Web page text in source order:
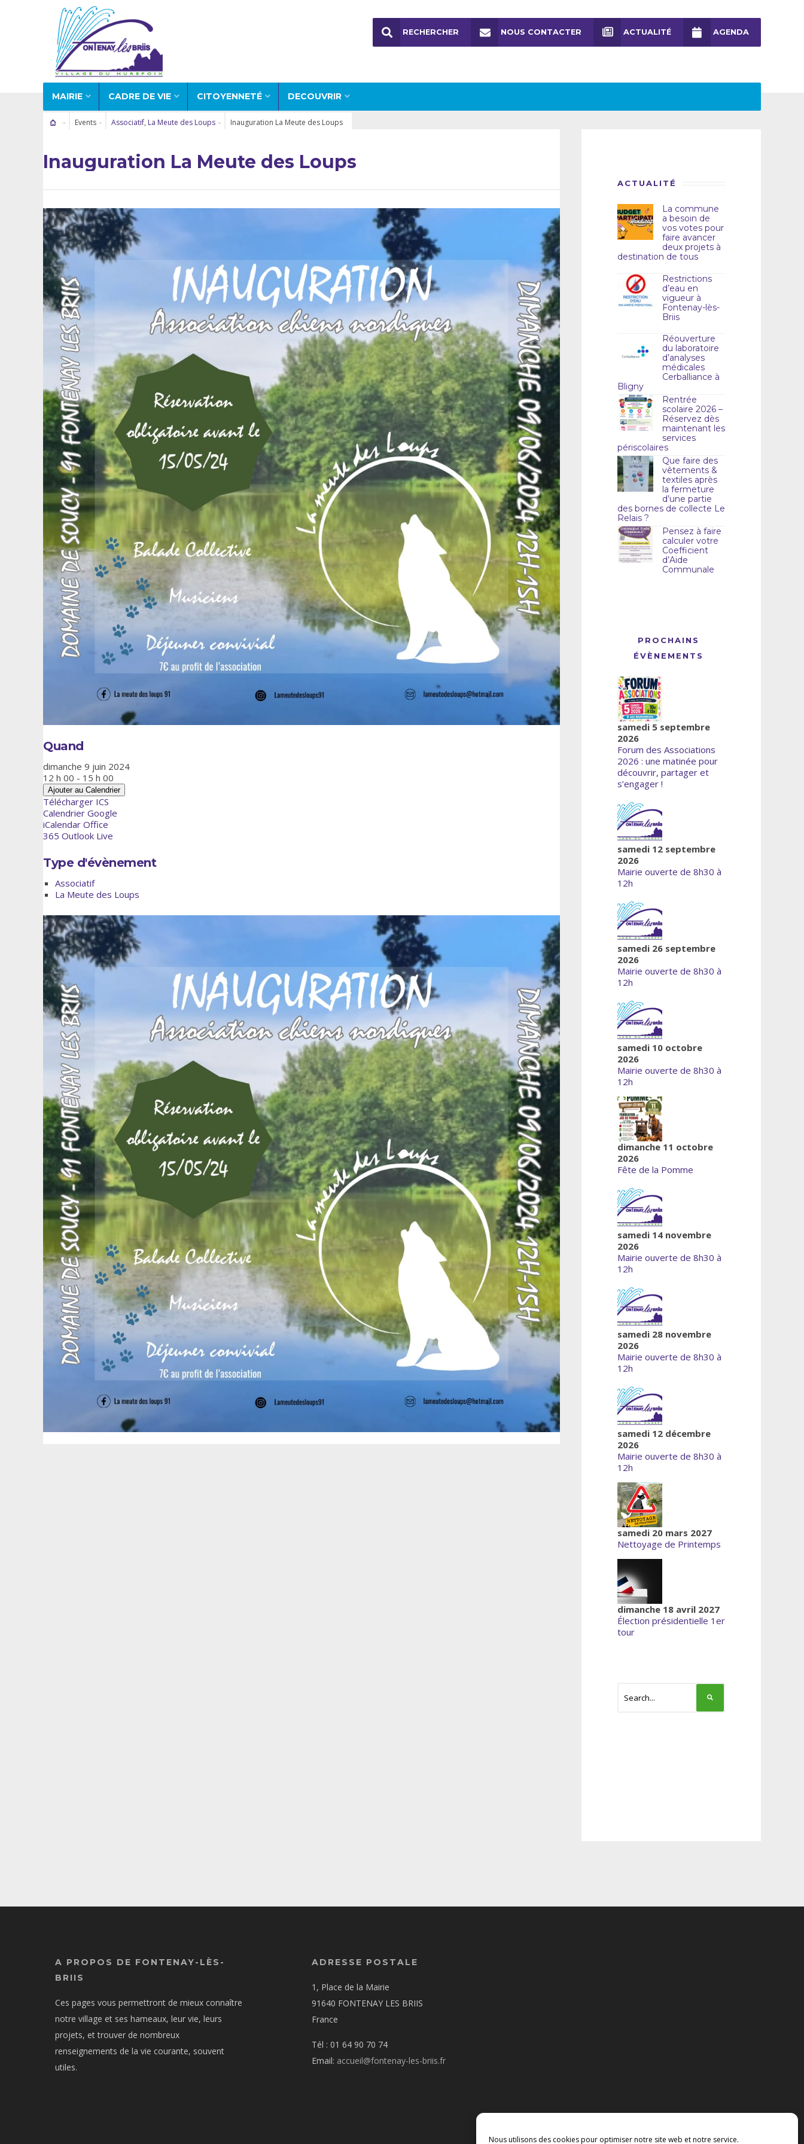
Nous utilisons des cookies pour optimiser notre site web et notre service.
MAIRIE CADRE DE VIE CITOYENNETÉ DECOUVRIR
RECHERCHER NOUS CONTACTER ACTUALITÉ AGENDA
Events Associatif, La Meute des Loups Inauguration La Meute des Loups
Inauguration La Meute des Loups
Quand
dimanche 9 juin 2024
12 h 00 - 15 h 00
Ajouter au Calendrier
Télécharger ICS
Calendrier Google
iCalendar Office
365 Outlook Live
Type d'évènement
Associatif
La Meute des Loups
ACTUALITÉ
La commune
a besoin de
vos votes pour
faire avancer
deux projets à
destination de tous
Restrictions
d’eau en
vigueur à
Fontenay-lès-
Briis
Réouverture
du laboratoire
d’analyses
médicales
Cerballiance à
Bligny
Rentrée
scolaire 2026 –
Réservez dès
maintenant les
services
périscolaires
Que faire des
vêtements &
textiles après
la fermeture
d’une partie
des bornes de collecte Le
Relais ?
Pensez à faire
calculer votre
Coefficient
d’Aide
Communale
PROCHAINS
ÉVÈNEMENTS
samedi 5 septembre
2026
Forum des Associations
2026 : une matinée pour
découvrir, partager et
s’engager !
samedi 12 septembre
2026
Mairie ouverte de 8h30 à
12h
samedi 26 septembre
2026
Mairie ouverte de 8h30 à
12h
samedi 10 octobre
2026
Mairie ouverte de 8h30 à
12h
dimanche 11 octobre
2026
Fête de la Pomme
samedi 14 novembre
2026
Mairie ouverte de 8h30 à
12h
samedi 28 novembre
2026
Mairie ouverte de 8h30 à
12h
samedi 12 décembre
2026
Mairie ouverte de 8h30 à
12h
samedi 20 mars 2027
Nettoyage de Printemps
dimanche 18 avril 2027
Élection présidentielle 1er
tour
A PROPOS DE FONTENAY-LÈS-
BRIIS
Ces pages vous permettront de mieux connaître
notre village et ses hameaux, leur vie, leurs
projets, et trouver de nombreux
renseignements de la vie courante, souvent
utiles.
ADRESSE POSTALE
1, Place de la Mairie
91640 FONTENAY LES BRIIS
France
Tél : 01 64 90 70 74
Email: accueil@fontenay-les-briis.fr